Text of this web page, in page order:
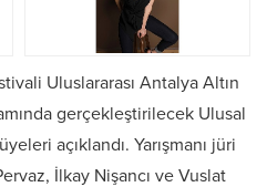
Uluslararası Antalya Altın
gerçekleştirilecek Ulusal
açıklandı. Yarışmanı jüri
İlkay Nişancı ve Vuslat